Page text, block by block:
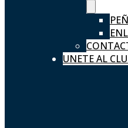
UNETE AL